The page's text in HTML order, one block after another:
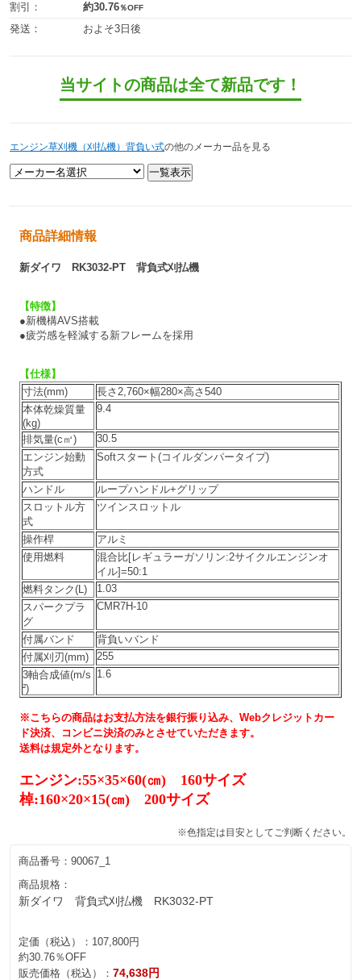
割引：
約30.76％OFF
発送： およそ3日後
当サイトの商品は全て新品です！
エンジン草刈機（刈払機）背負い式の他のメーカー品を見る
商品詳細情報
新ダイワ RK3032-PT 背負式刈払機
【特徴】
●新機構AVS搭載
●疲労感を軽減する新フレームを採用
【仕様】
寸法(mm)
長さ2,760×幅280×高さ540
本体乾燥質量
(kg)
9.4
排気量(c㎥)
30.5
エンジン始動
方式
Softスタート(コイルダンパータイプ)
ハンドル
ループハンドル+グリップ
スロットル方
式
ツインスロットル
操作桿
アルミ
使用燃料
混合比[レギュラーガソリン:2サイクルエンジンオ
イル]=50:1
燃料タンク(L)
1.03
スパークプラ
グ
CMR7H-10
付属バンド
背負いバンド
付属刈刃(mm)
255
3軸合成値(m/s
²)
1.6
※こちらの商品はお支払方法を銀行振り込み、Webクレジットカー
ド決済、コンビニ決済のみとさせていただきます。
送料は規定外となります。
エンジン:55×35×60(㎝) 160サイズ
棹:160×20×15(㎝) 200サイズ
※色指定は目安としてご判断ください。
商品番号： 90067_1
商品規格：
新ダイワ 背負式刈払機 RK3032-PT
定価（税込）： 107,800円
約30.76％OFF
販売価格（税込）： 74,638円